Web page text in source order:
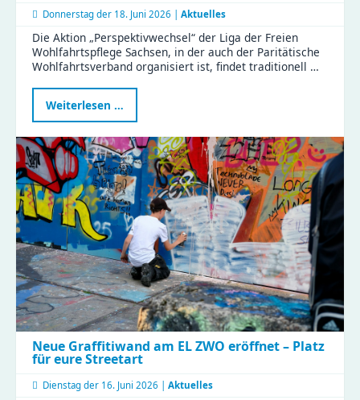
Donnerstag der 18. Juni 2026 | Aktuelles
Die Aktion „Perspektivwechsel“ der Liga der Freien
Wohlfahrtspflege Sachsen, in der auch der Paritätische
Wohlfahrtsverband organisiert ist, findet traditionell …
Weiterlesen …
2026
Haus
Liddy
Neue Graffitiwand am EL ZWO eröffnet – Platz
für eure Streetart
Dienstag der 16. Juni 2026 | Aktuelles